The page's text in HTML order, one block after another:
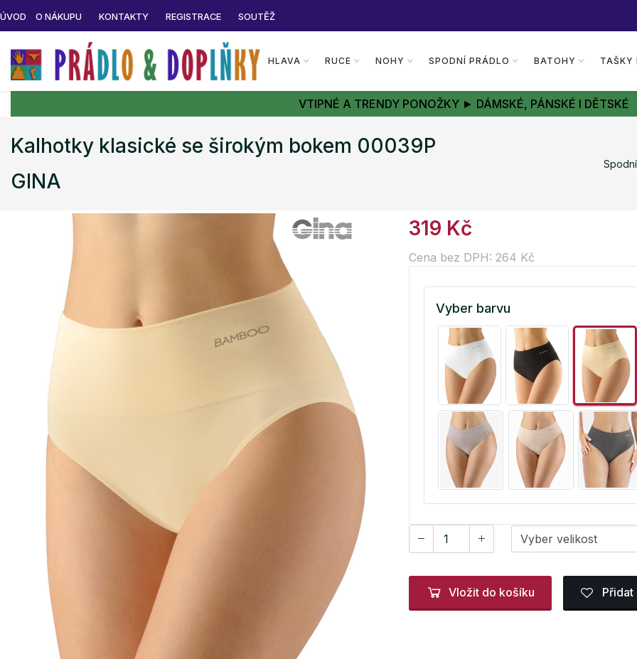
ÚVOD O NÁKUPU KONTAKTY REGISTRACE SOUTĚŽ
HLAVA RUCE NOHY SPODNÍ PRÁDLO BATOHY TAŠKY
VTIPNÉ A TRENDY PONOŽKY ► DÁMSKÉ, PÁNSKÉ I DĚTSKÉ
Kalhotky klasické se širokým bokem 00039P
GINA
319 Kč
Cena bez DPH: 264 Kč
Vyber barvu
Vložit do košíku